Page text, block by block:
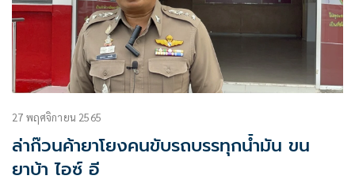
27 พฤศจิกายน 2565
ล่าก๊วนค้ายาโยงคนขับรถบรรทุกน้ำมัน ขน
ยาบ้า ไอซ์ อี